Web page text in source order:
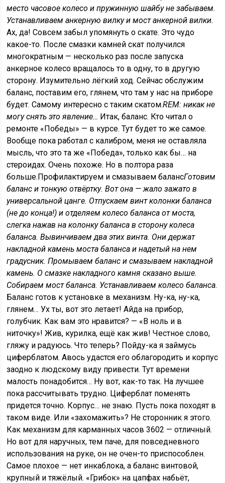
место часовое колесо и пружинную шайбу не забываем.
Устанавливаем анкерную вилку и мост анкерной вилки.
Ах, да! Совсем забыл упомянуть о скате. Это чудо
какое-то. После смазки камней скат получился
многократным — несколько раз после запуска
анкерное колесо вращалось то в одну, то в другую
сторону. Изумительно лёгкий ход. Сейчас обслужим
баланс, поставим его, глянем, что там у нас на приборе
будет. Самому интересно с таким скатом.REM: никак не
могу снять это явление… Итак, баланс. Кто читал о
ремонте «Победы» — в курсе. Тут будет то же самое.
Вообще пока работал с калибром, меня не оставляла
мысль, что это та же «Победа», только как бы… на
стероидах. Очень похоже. Но в полтора раза
больше.Профилактируем и смазываем балансГотовим
баланс и тонкую отвёртку. Вот она — жало зажато в
универсальной цанге. Отпускаем винт колонки баланса
(не до конца!) и отделяем колесо баланса от моста,
слегка нажав на колонку баланса в сторону колеса
баланса. Вывинчиваем два этих винта. Они держат
накладной камень моста баланса и надетый на нем
градусник. Промываем баланс и смазываем накладной
камень. О смазке накладного камня сказано выше.
Собираем мост баланса. Устанавливаем колесо баланса.
Баланс готов к установке в механизм. Ну-ка, ну-ка,
глянем… Ух ты, вот это летает! Айда на прибор,
голубчик. Как вам это нравится? — «В ноль и в
ниточку»! Жив, курилка, ещё как жив! Честное слово,
гляжу и радуюсь. Что теперь? Пойду-ка я займусь
циферблатом. Авось удастся его облагородить и корпус
заодно к людскому виду привести. Тут времени
малость понадобится… Ну вот, как-то так. На лучшее
пока рассчитывать трудно. Циферблат поменять
придется точно. Корпус… не знаю. Пусть пока походят в
таком виде. Или «захомажить»? Не сторонник я этого.
Как механизм для карманных часов 3602 — отличный.
Но вот для наручных, тем паче, для повседневного
использования на руке, он не очен-то приспособлен.
Самое плохое — нет инкаблока, а баланс винтовой,
крупный и тяжёлый. «Грибок» на цапфах набьёт,